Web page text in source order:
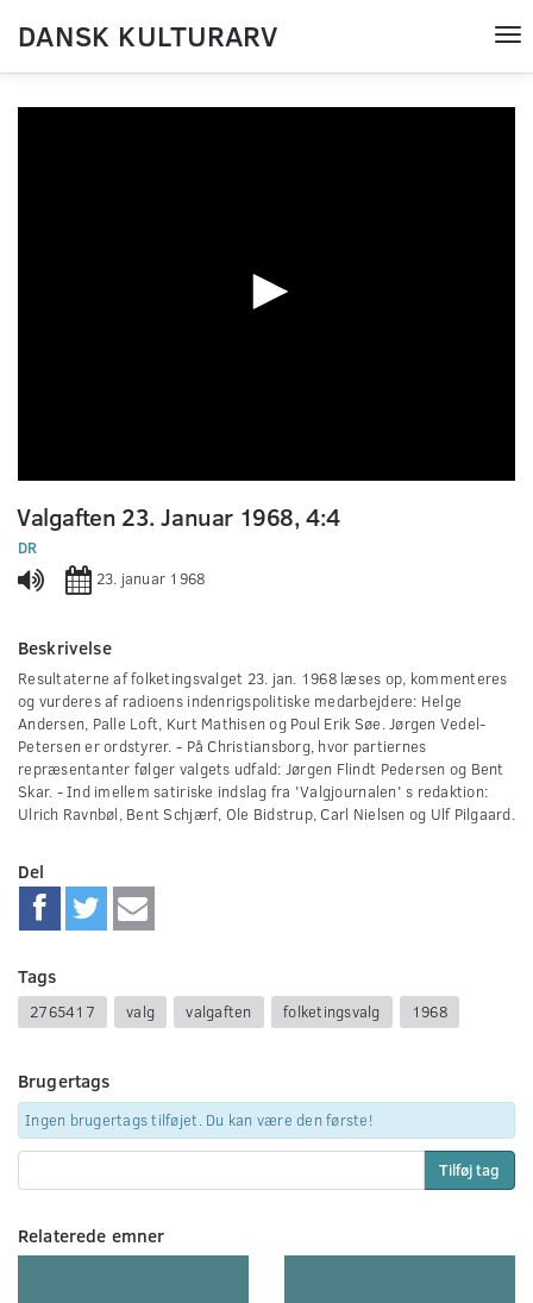
DANSK KULTURARV
seconds
of
0
seconds
Valgaften 23. Januar 1968, 4:4
DR
23. januar 1968
Beskrivelse
Resultaterne af folketingsvalget 23. jan. 1968 læses op, kommenteres
og vurderes af radioens indenrigspolitiske medarbejdere: Helge
Andersen, Palle Loft, Kurt Mathisen og Poul Erik Søe. Jørgen Vedel-
Petersen er ordstyrer. - På Christiansborg, hvor partiernes
repræsentanter følger valgets udfald: Jørgen Flindt Pedersen og Bent
Skar. - Ind imellem satiriske indslag fra 'Valgjournalen' s redaktion:
Ulrich Ravnbøl, Bent Schjærf, Ole Bidstrup, Carl Nielsen og Ulf Pilgaard.
Del
Tags
2765417 valg valgaften folketingsvalg 1968
Brugertags
Ingen brugertags tilføjet. Du kan være den første!
Tilføj tag
Relaterede emner